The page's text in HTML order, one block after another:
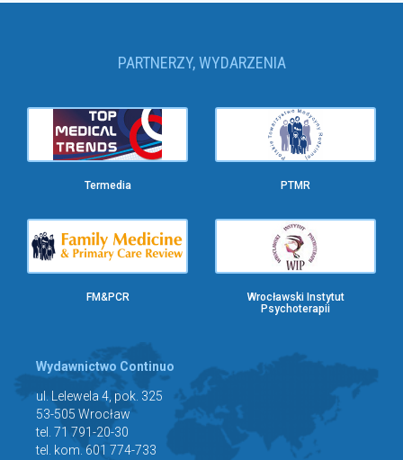
PARTNERZY, WYDARZENIA
Termedia PTMR
FM&PCR
Wrocławski Instytut
Psychoterapii
Wydawnictwo Continuo
ul. Lelewela 4, pok. 325
53-505 Wrocław
tel. 71 791-20-30
tel. kom. 601 774-733